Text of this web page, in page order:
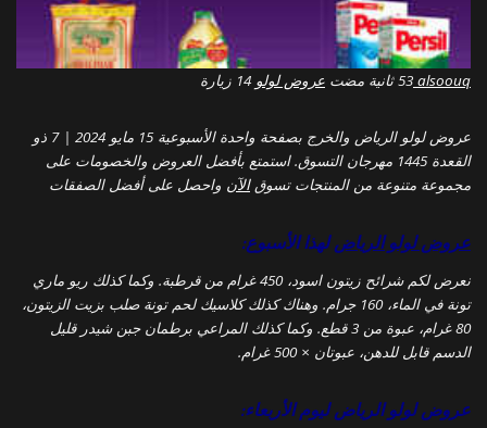
alsoouq عروض لولو 14 زيارة
عروض لولو الرياض والخرج بصفحة واحدة الأسبوعية 15 مايو 2024 | 7 ذو
القعدة 1445 مهرجان التسوق. استمتع بأفضل العروض والخصومات على
مجموعة متنوعة من المنتجات تسوقالآن واحصل على أفضل الصفقات
عروض لولو الرياضلهذا الأسبوع:
نعرض لكم شرائح زيتون اسود، 450 غرام من قرطبة. وكما كذلك ريو ماري
تونة في الماء، 160 جرام. وهناك كذلك كلاسيك لحم تونة صلب بزيت الزيتون،
80 غرام، عبوة من 3 قطع. وكما كذلك المراعي برطمان جبن شيدر قليل
الدسم قابل للدهن، عبوتان × 500 غرام.
عروض لولو الرياض ليوم الأربعاء: